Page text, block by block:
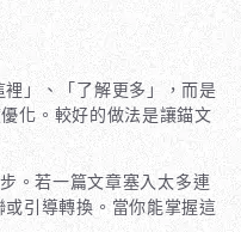
」、「了解更多」，而是
化。較好的做法是讓錨文
。若一篇文章塞入太多連
引導轉換。當你能掌握這